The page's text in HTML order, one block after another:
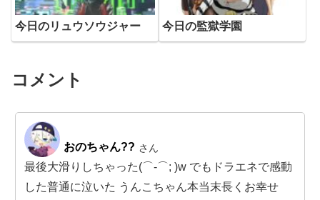
今日のリュウソウジャー 今日の監獄学園
コメント
おのちゃん?? さん
最後大滑りしちゃった(⌒-⌒; )w でもドラエネで感動
した普通に泣いた うんこちゃん本当末長くお幸せ